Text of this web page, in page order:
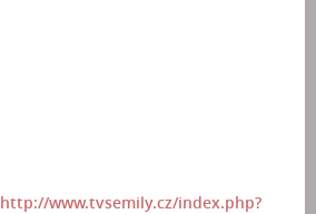
http://www.tvsemily.cz/index.php?